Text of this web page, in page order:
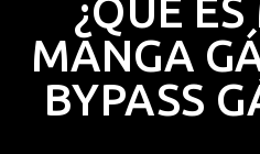
¿QUÉ
MANGA
BYPASS